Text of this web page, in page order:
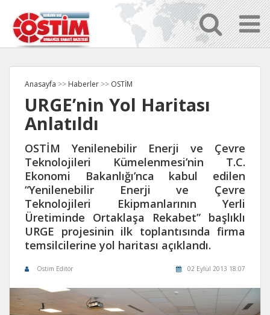
Anasayfa >> Haberler >> OSTİM
URGE’nin Yol Haritası
Anlatıldı
OSTİM Yenilenebilir Enerji ve Çevre
Teknolojileri Kümelenmesi’nin T.C.
Ekonomi Bakanlığı’nca kabul edilen
“Yenilenebilir Enerji ve Çevre
Teknolojileri Ekipmanlarının Yerli
Üretiminde Ortaklaşa Rekabet” başlıklı
URGE projesinin ilk toplantısında firma
temsilcilerine yol haritası açıklandı.
Ostim Editör 02 Eylül 2013 18:07